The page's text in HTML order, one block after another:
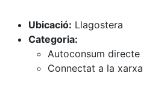
Ubicació: Llagostera
Categoria:
Autoconsum directe
Connectat a la xarxa